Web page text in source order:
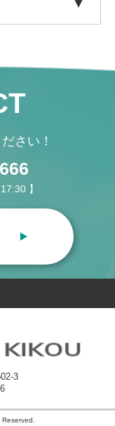
さい！
】
3